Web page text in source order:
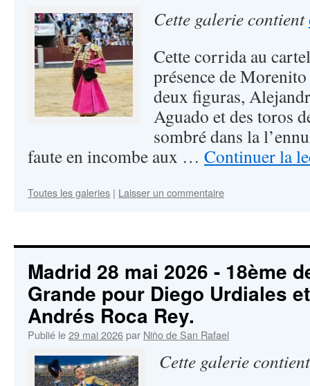
Cette galerie contient
Cette corrida au
présence de
deux figuras,
Aguado et des toros
sombré dans la
faute en incombe aux … Continuer la
Toutes les galeries | Laisser un commentaire
Madrid 28 mai 2026 - 18ème
Grande pour Diego Urdiales
Andrés Roca Rey.
Publié le29 mai 2026par Niño de San Rafael
Cette galerie